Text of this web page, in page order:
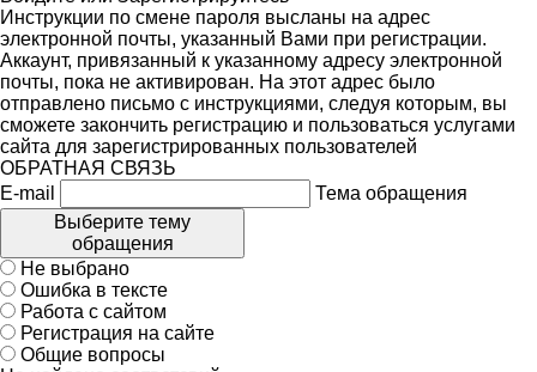
Инструкции по смене пароля высланы на адрес
электронной почты, указанный Вами при регистрации.
Аккаунт, привязанный к указанному адресу электронной
почты, пока не активирован. На этот адрес было
отправлено письмо с инструкциями, следуя которым, вы
сможете закончить регистрацию и пользоваться услугами
сайта для зарегистрированных пользователей
ОБРАТНАЯ СВЯЗЬ
E-mail
Тема обращения
Выберите тему
обращения
Не выбрано
Ошибка в тексте
Работа с сайтом
Регистрация на сайте
Общие вопросы